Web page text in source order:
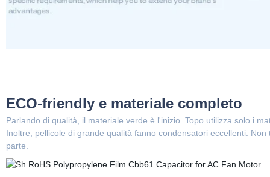
ECO-friendly e materiale completo
Parlando di qualità, il materiale verde è l'inizio. Topo utilizza solo i
Inoltre, pellicole di grande qualità fanno condensatori eccellenti.
parte.